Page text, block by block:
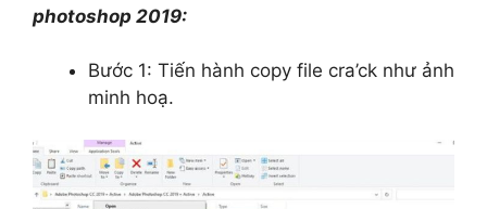
photoshop 2019:
Bước 1: Tiến hành copy file cra’ck như ảnh
minh hoạ.